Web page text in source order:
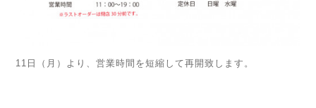
11日（月）より、営業時間を短縮して再開致します。